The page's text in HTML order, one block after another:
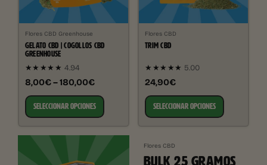
Flores CBD Greenhouse
GELATO CBD | COGOLLOS CBD
GREENHOUSE
★★★★★ 4.94
8,00€ – 180,00€
SELECCIONAR OPCIONES
Flores CBD
TRIM CBD
★★★★★ 5.00
24,90€
SELECCIONAR OPCIONES
Flores CBD
BULK 25 GRAMOS